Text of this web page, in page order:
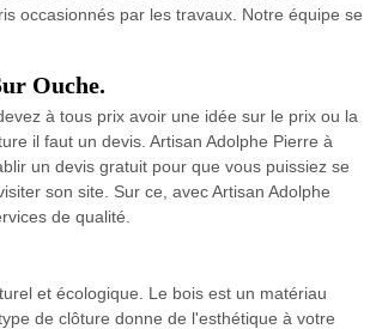
occasionnés par les travaux. Notre équipe se
Ouche.
à tous prix avoir une idée sur le prix ou la
il faut un devis. Artisan Adolphe Pierre à
un devis gratuit pour que vous puissiez se
son site. Sur ce, avec Artisan Adolphe
de qualité.
et écologique. Le bois est un matériau
de clôture donne de l'esthétique à votre